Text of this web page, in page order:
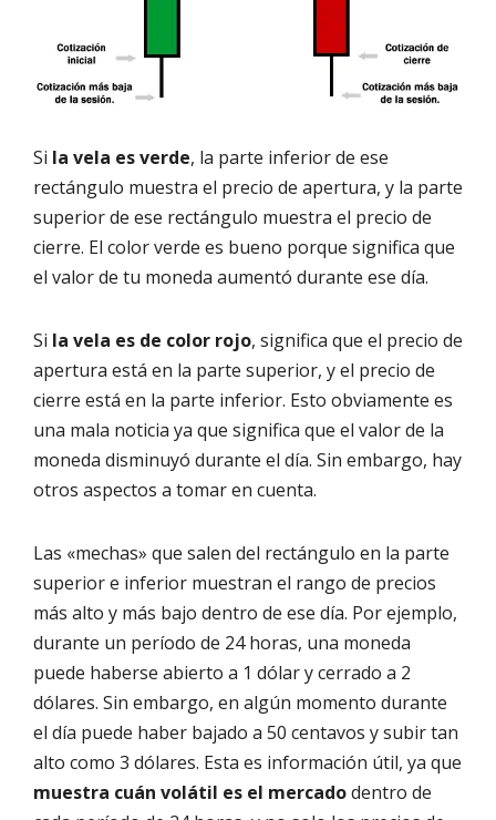
Si la vela es verde, la parte inferior de ese
rectángulo muestra el precio de apertura, y la parte
superior de ese rectángulo muestra el precio de
cierre. El color verde es bueno porque significa que
el valor de tu moneda aumentó durante ese día.
Si la vela es de color rojo, significa que el precio de
apertura está en la parte superior, y el precio de
cierre está en la parte inferior. Esto obviamente es
una mala noticia ya que significa que el valor de la
moneda disminuyó durante el día. Sin embargo, hay
otros aspectos a tomar en cuenta.
Las «mechas» que salen del rectángulo en la parte
superior e inferior muestran el rango de precios
más alto y más bajo dentro de ese día. Por ejemplo,
durante un período de 24 horas, una moneda
puede haberse abierto a 1 dólar y cerrado a 2
dólares. Sin embargo, en algún momento durante
el día puede haber bajado a 50 centavos y subir tan
alto como 3 dólares. Esta es información útil, ya que
muestra cuán volátil es el mercadodentro de